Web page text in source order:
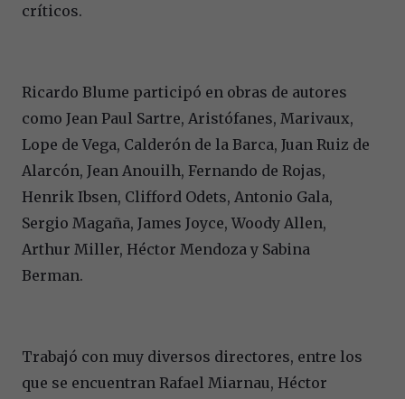
críticos.
Ricardo Blume participó en obras de autores
como Jean Paul Sartre, Aristófanes, Marivaux,
Lope de Vega, Calderón de la Barca, Juan Ruiz de
Alarcón, Jean Anouilh, Fernando de Rojas,
Henrik Ibsen, Clifford Odets, Antonio Gala,
Sergio Magaña, James Joyce, Woody Allen,
Arthur Miller, Héctor Mendoza y Sabina
Berman.
Trabajó con muy diversos directores, entre los
que se encuentran Rafael Miarnau, Héctor